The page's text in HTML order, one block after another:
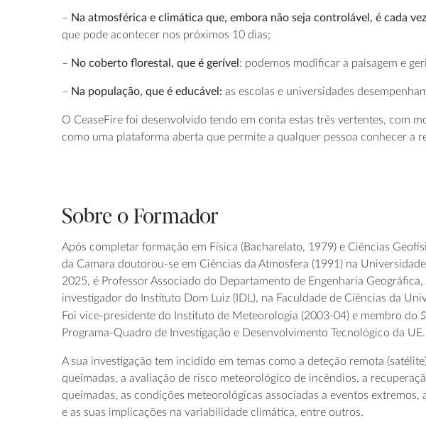
– Na atmosférica e climática que, embora não seja controlável, é cada
que pode acontecer nos próximos 10 dias;
– No coberto florestal, que é gerível : podemos modificar a paisagem e
– Na população, que é educável: as escolas e universidades
O CeaseFire foi desenvolvido tendo em conta estas três vertentes, com
como uma plataforma aberta que permite a qualquer pessoa conhecer a
Sobre o Formador
Após completar formação em Física (Bacharelato, 1979) e Ciências
da Camara doutorou-se em Ciências da Atmosfera (1991) na
2025, é Professor Associado do Departamento de Engenharia Geográfica,
investigador do Instituto Dom Luiz (IDL), na Faculdade de Ciências da
Foi vice-presidente do Instituto de Meteorologia (2003-04) e membro do
Programa-Quadro de Investigação e Desenvolvimento Tecnológico da UE.
A sua investigação tem incidido em temas como a deteção remota
queimadas, a avaliação de risco meteorológico de incêndios, a
queimadas, as condições meteorológicas associadas a eventos extremos,
e as suas implicações na variabilidade climática, entre outros.